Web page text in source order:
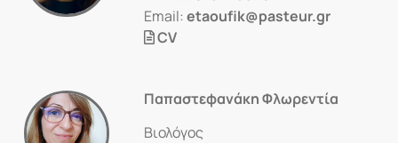
Email: etaoufik@pasteur.gr
CV
Παπαστεφανάκη Φλωρεντία
Βιολόγος